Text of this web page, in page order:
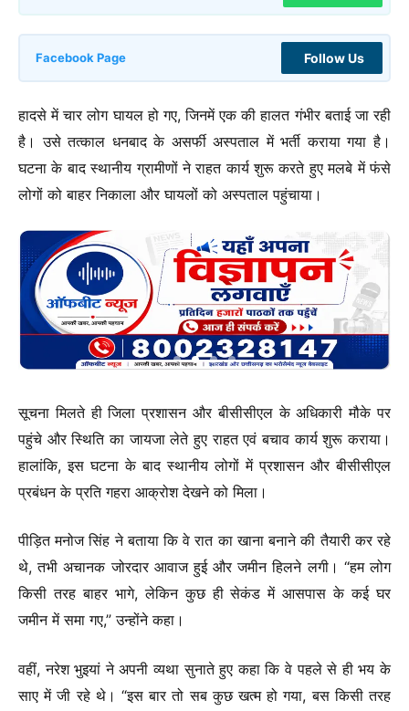
Facebook Page Follow Us
हादसे में चार लोग घायल हो गए, जिनमें एक की हालत गंभीर बताई जा रही
है। उसे तत्काल धनबाद के असर्फी अस्पताल में भर्ती कराया गया है।
घटना के बाद स्थानीय ग्रामीणों ने राहत कार्य शुरू करते हुए मलबे में फंसे
लोगों को बाहर निकाला और घायलों को अस्पताल पहुंचाया।
सूचना मिलते ही जिला प्रशासन और बीसीसीएल के अधिकारी मौके पर
पहुंचे और स्थिति का जायजा लेते हुए राहत एवं बचाव कार्य शुरू कराया।
हालांकि, इस घटना के बाद स्थानीय लोगों में प्रशासन और बीसीसीएल
प्रबंधन के प्रति गहरा आक्रोश देखने को मिला।
पीड़ित मनोज सिंह ने बताया कि वे रात का खाना बनाने की तैयारी कर रहे
थे, तभी अचानक जोरदार आवाज हुई और जमीन हिलने लगी। “हम लोग
किसी तरह बाहर भागे, लेकिन कुछ ही सेकंड में आसपास के कई घर
जमीन में समा गए,” उन्होंने कहा।
वहीं, नरेश भुइयां ने अपनी व्यथा सुनाते हुए कहा कि वे पहले से ही भय के
साए में जी रहे थे। “इस बार तो सब कुछ खत्म हो गया, बस किसी तरह